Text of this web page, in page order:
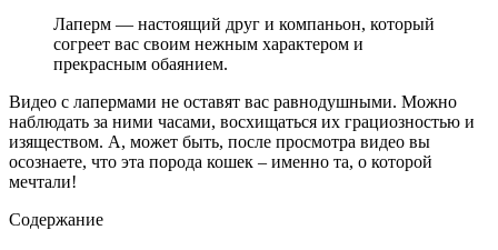
Лаперм — настоящий друг и компаньон, который
согреет вас своим нежным характером и
прекрасным обаянием.
Видео с лапермами не оставят вас равнодушными. Можно
наблюдать за ними часами, восхищаться их грациозностью и
изяществом. А, может быть, после просмотра видео вы
осознаете, что эта порода кошек – именно та, о которой
мечтали!
Содержание